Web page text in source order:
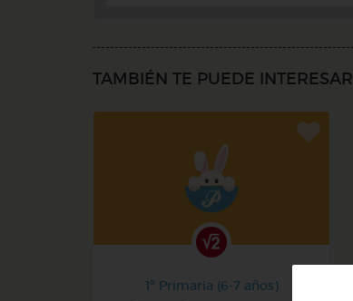
TAMBIÉN TE PUEDE INTERESAR
1º Primaria (6-7 años)